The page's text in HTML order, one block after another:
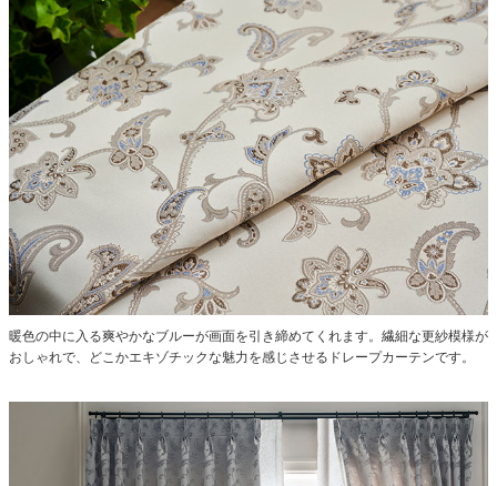
暖色の中に入る爽やかなブルーが画面を引き締めてくれます。繊細な更紗模様が
おしゃれで、どこかエキゾチックな魅力を感じさせるドレープカーテンです。